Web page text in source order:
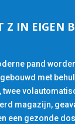
Z IN EIGEN
pand
met
twee
magazijn,
een gezonde